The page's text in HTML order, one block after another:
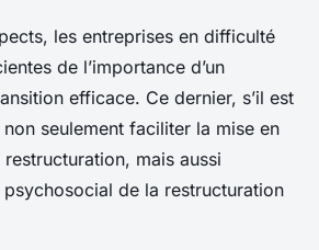
les entreprises en difficulté
de l’importance d’un
efficace. Ce dernier, s’il est
seulement faciliter la mise en
mais aussi
psychosocial de la restructuration